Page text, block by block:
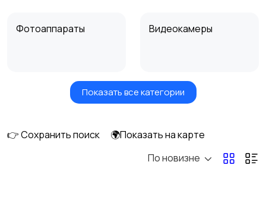
Фотоаппараты Видеокамеры
Видеонаблюдение Объективы
Аксессуары
Показать все категории
👉 Сохранить поиск
🌍Показать на карте
По новизне